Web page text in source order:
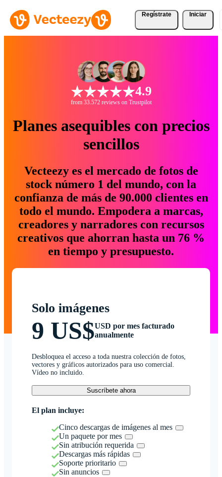
Regístrate Iniciar
4.9
from 33.572 reviews on Trustpilot
Planes asequibles con precios
sencillos
Vecteezy es el mercado de fotos de
stock número 1 del mundo, con la
confianza de más de 90.000 clientes en
todo el mundo. Empodera a marcas,
creadores y narradores con recursos
creativos que ahorran hasta un 76 %
en tiempo y presupuesto.
Solo imágenes
9 US$USD por mes facturado
anualmente
Desbloquea el acceso a toda nuestra colección de fotos,
vectores y gráficos autorizados para uso comercial.
Vídeo no incluido.
Suscríbete ahora
El plan incluye:
Cinco descargas de imágenes al mes
Un paquete por mes
Sin atribución requerida
Descargas más rápidas
Soporte prioritario
Sin anuncios